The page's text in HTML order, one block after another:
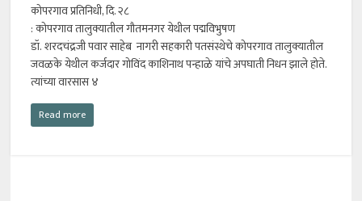
कोपरगाव प्रतिनिधी, दि. २८
: कोपरगाव तालुक्यातील गौतमनगर येथील पद्मविभुषण
डॉ. शरदचंद्रजी पवार साहेब नागरी सहकारी पतसंस्थेचे कोपरगाव तालुक्यातील
जवळके येथील कर्जदार गोविंद काशिनाथ पन्हाळे यांचे अपघाती निधन झाले होते.
त्यांच्या वारसास ४
Read more